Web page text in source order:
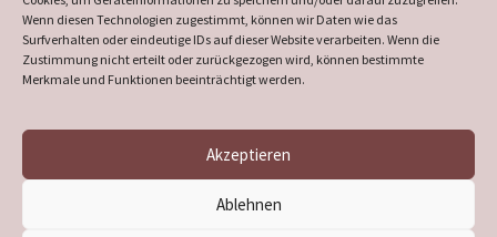
Wenn diesen Technologien zugestimmt, können wir Daten wie das
Surfverhalten oder eindeutige IDs auf dieser Website verarbeiten. Wenn die
Zustimmung nicht erteilt oder zurückgezogen wird, können bestimmte
Merkmale und Funktionen beeinträchtigt werden.
Akzeptieren
Ablehnen
supported by DÖ
Heimatverein Verl– Alle Rechte vorbehalten